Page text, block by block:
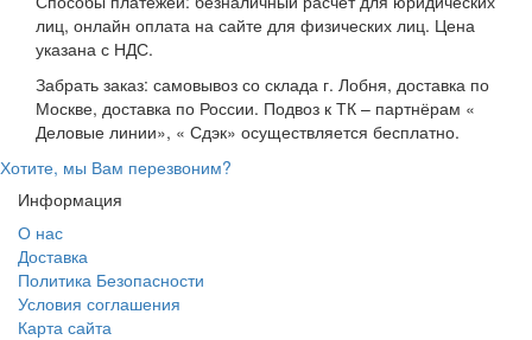
лиц, онлайн оплата на сайте для физических лиц. Цена
указана с НДС.
Забрать заказ: самовывоз со склада г. Лобня, доставка по
Москве, доставка по России. Подвоз к ТК – партнёрам «
Деловые линии», « Сдэк» осуществляется бесплатно.
Хотите, мы Вам перезвоним?
Информация
О нас
Доставка
Политика Безопасности
Условия соглашения
Карта сайта